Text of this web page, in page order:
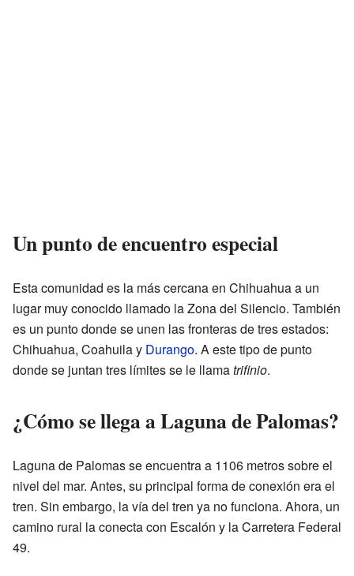
Un punto de encuentro especial
Esta comunidad es la más cercana en Chihuahua a un
lugar muy conocido llamado la Zona del Silencio. También
es un punto donde se unen las fronteras de tres estados:
Chihuahua, Coahuila y Durango. A este tipo de punto
donde se juntan tres límites se le llamatrifinio.
¿Cómo se llega a Laguna de Palomas?
Laguna de Palomas se encuentra a 1106 metros sobre el
nivel del mar. Antes, su principal forma de conexión era el
tren. Sin embargo, la vía del tren ya no funciona. Ahora, un
camino rural la conecta con Escalón y la Carretera Federal
49.